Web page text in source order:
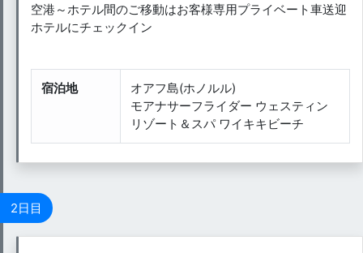
空港～ホテル間のご移動はお客様専用プライベート車送迎
ホテルにチェックイン
宿泊地
オアフ島(ホノルル)
モアナサーフライダー ウェスティン
リゾート＆スパ ワイキキビーチ
2日目